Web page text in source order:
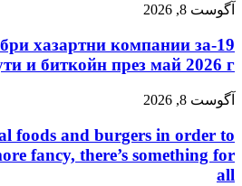
آگوست 8, 2026
хазартни компании за
и биткойн през май 2026 г.
آگوست 8, 2026
foods and burgers in order to
fancy, there’s something for
all